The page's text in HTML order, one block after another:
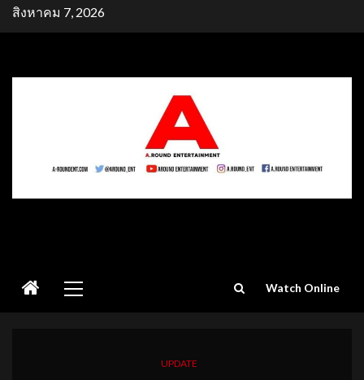
Skipสิงหาคม 7, 2026
Menu
Watch Online
UPDATE